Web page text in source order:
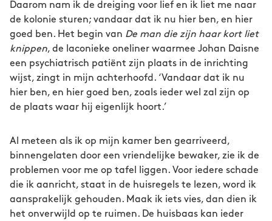
Daarom nam ik de dreiging voor lief en ik liet me naar
de kolonie sturen; vandaar dat ik nu hier ben, en hier
goed ben. Het begin van De man die zijn haar kort liet
knippen, de laconieke oneliner waarmee Johan Daisne
een psychiatrisch patiënt zijn plaats in de inrichting
wijst, zingt in mijn achterhoofd. ‘Vandaar dat ik nu
hier ben, en hier goed ben, zoals ieder wel zal zijn op
de plaats waar hij eigenlijk hoort.’
Al meteen als ik op mijn kamer ben gearriveerd,
binnengelaten door een vriendelijke bewaker, zie ik de
problemen voor me op tafel liggen. Voor iedere schade
die ik aanricht, staat in de huisregels te lezen, word ik
aansprakelijk gehouden. Maak ik iets vies, dan dien ik
het onverwijld op te ruimen. De huisbaas kan ieder